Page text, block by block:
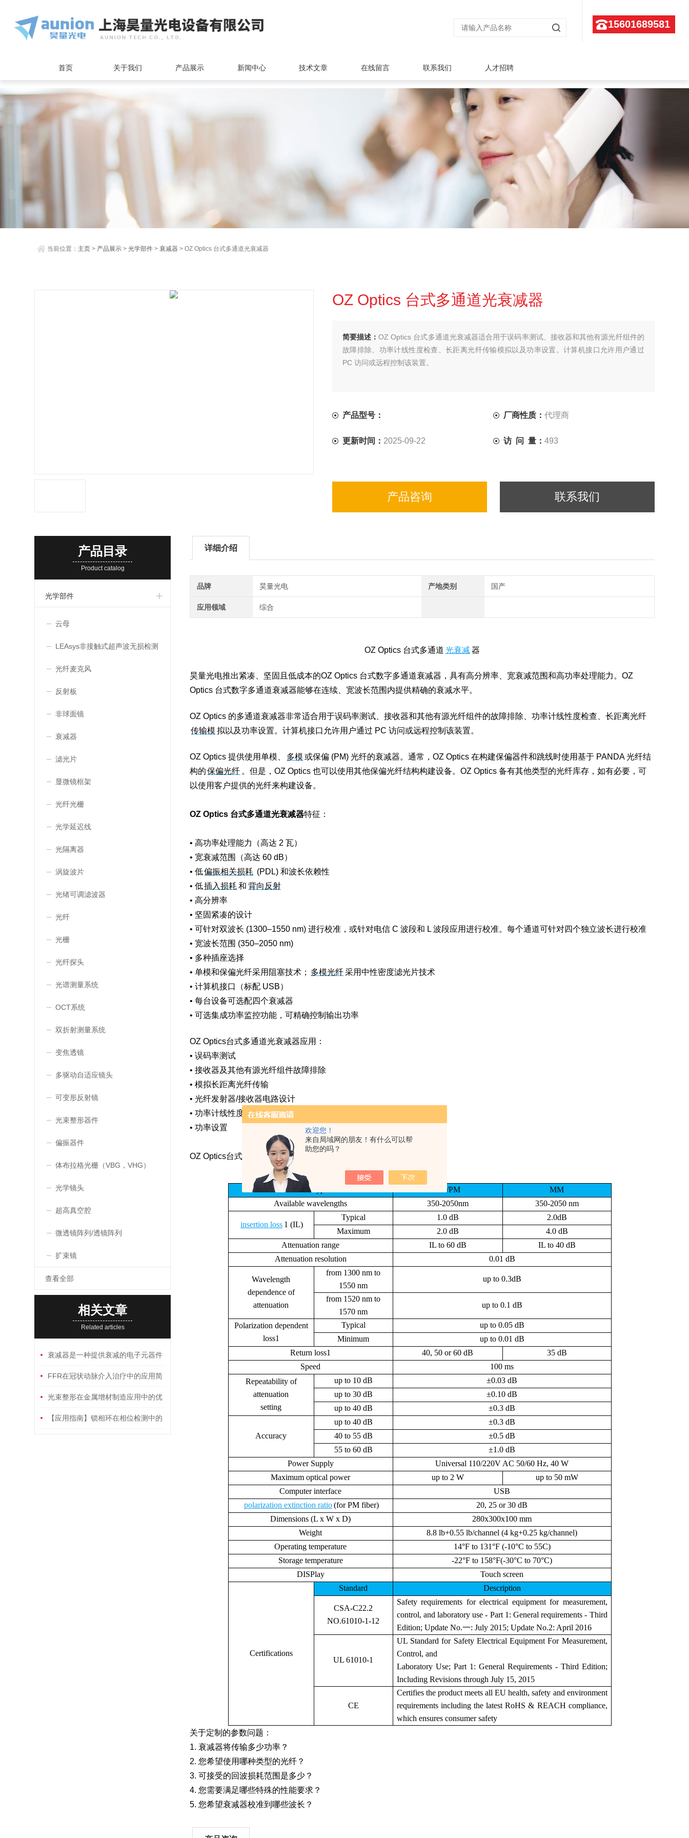
欢迎您！
来自局域网的朋友！有什么可以帮
助您的吗？
15601689581
首页 关于我们 产品展示 新闻中心 技术文章 在线留言 联系我们 人才招聘
当前位置： 主页 > 产品展示 >光学部件 >衰减器 > OZ Optics 台式多通道光衰减器
OZ Optics 台式多通道光衰减器
简要描述：OZ Optics 台式多通道光衰减器适合用于误码率测试、接收器和其他有源光纤组件的
故障排除、功率计线性度检查、长距离光纤传输模拟以及功率设置。计算机接口允许用户通过
PC 访问或远程控制该装置。
产品型号： 厂商性质：代理商
更新时间： 2025-09-22 访 问 量：493
产品咨询 联系我们
产品目录
Product catalog
光学部件
云母
LEAsys非接触式超声波无损检测
系统
光纤麦克风
反射板
非球面镜
衰减器
滤光片
显微镜框架
光纤光栅
光学延迟线
光隔离器
涡旋波片
光绪可调滤波器
光纤
光栅
光纤探头
光谱测量系统
OCT系统
双折射测量系统
变焦透镜
多驱动自适应镜头
可变形反射镜
光束整形器件
偏振器件
体布拉格光栅（VBG，VHG）
光学镜头
超高真空腔
微透镜阵列/透镜阵列
扩束镜
查看全部
相关文章
Related articles
衰减器是一种提供衰减的电子元器件
FFR在冠状动脉介入治疗中的应用简
介 光束整形在金属增材制造应用中的优
势 【应用指南】锁相环在相位检测中的
详细介绍
品牌 昊量光电 产地类别 国产
应用领域 综合
OZ Optics 台式多通道 光衰减器
昊量光电推出紧凑、坚固且低成本的OZ Optics 台式数字多通道衰减器，具有高分辨率、宽衰减范围和高功率处理能力。 OZ
Optics 台式数字多通道衰减器能够在连续、宽波长范围内提供精确的衰减水平。
OZ Optics 的多通道衰减器非常适合用于误码率测试、接收器和其他有源光纤组件的故障排除、功率计线性度检查、长距离光纤
传输模 拟以及功率设置。计算机接口允许用户通过 PC 访问或远程控制该装置。
OZ Optics 提供使用单模、 多模 或保偏 (PM) 光纤的衰减器。通常，OZ Optics 在构建保偏器件和跳线时使用基于 PANDA 光纤结
构的 保偏光纤 。但是，OZ Optics 也可以使用其他保偏光纤结构构建设备。OZ Optics备有其他类型的光纤库存，如有必要，可
以使用客户提供的光纤来构建设备。
OZ Optics 台式多通道光衰减器特征：
• 高功率处理能力（高达 2 瓦）
• 宽衰减范围（高达 60 dB）
• 低偏振相关损耗 (PDL) 和波长依赖性
• 低插入损耗 和 背向反射
• 高分辨率
• 坚固紧凑的设计
• 可针对双波长 (1300–1550 nm) 进行校准，或针对电信 C 波段和 L 波段应用进行校准。每个通道可针对四个独立波长进行校准
• 宽波长范围 (350–2050 nm)
• 多种插座选择
• 单模和保偏光纤采用阻塞技术； 多模光纤采用中性密度滤光片技术
• 计算机接口（标配 USB）
• 每台设备可选配四个衰减器
• 可选集成功率监控功能，可精确控制输出功率
OZ Optics台式多通道光衰减器应用：
• 误码率测试
• 接收器及其他有源光纤组件故障排除
• 模拟长距离光纤传输
• 光纤发射器/接收器电路设计
• 功率计线性度检查
• 功率设置
OZ Optics台式多通道光衰减器参数表：
Fiber Type SM/PM
MM
Available wavelengths
350-2050nm 350-2050 nm
insertion loss 1 (IL)
Typical 1.0 dB
2.0dB
Maximum
2.0 dB
4.0 dB
Attenuation range
IL to 60 dB
IL to 40 dB
Attenuation resolution
0.01 dB
Wavelength
dependence of
attenuation
from 1300 nm to
1550 nm
up to 0.3dB
from 1520 nm to
1570 nm
up to 0.1 dB
Polarization dependent
loss1
Typical
up to 0.05 dB
Minimum
up to 0.01 dB
Return loss1
40, 50 or 60 dB
35 dB
Speed
100 ms
Repeatability of
attenuation
setting
up to 10 dB
±0.03 dB
up to 30 dB
±0.10 dB
up to 40 dB
±0.3 dB
Accuracy
up to 40 dB
±0.3 dB
40 to 55 dB
±0.5 dB
55 to 60 dB
±1.0 dB
Power Supply
Universal 110/220V AC 50/60 Hz, 40 W
Maximum optical power
up to 2 W
up to 50 mW
Computer interface
USB
polarization extinction ratio(for PM fiber)
20, 25 or 30 dB
Dimensions (L x W x D)
280x300x100 mm
Weight
8.8 lb+0.55 lb/channel (4 kg+0.25 kg/channel)
Operating temperature
14°F to 131°F (-10°C to 55C)
Storage temperature
-22°F to 158°F(-30°C to 70°C)
DISPlay
Touch screen
Certifications
Standard Description
CSA-C22.2
NO.61010-1-12
Safety requirements for electrical equipment for measurement,
control, and laboratory use - Part 1: General requirements - Third
Edition; Update No.一: July 2015; Update No.2: April 2016
UL 61010-1
UL Standard for Safety Electrical Equipment For Measurement,
Control, and
Laboratory Use; Part 1: General Requirements - Third Edition;
Including Revisions through July 15, 2015
CE
Certifies the product meets all EU health, safety and environment
requirements including the latest RoHS & REACH compliance,
which ensures consumer safety
关于定制的参数问题：
1. 衰减器将传输多少功率？
2. 您希望使用哪种类型的光纤？
3. 可接受的回波损耗范围是多少？
4. 您需要满足哪些特殊的性能要求？
5. 您希望衰减器校准到哪些波长？